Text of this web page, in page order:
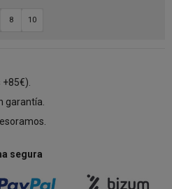
8 10
garantía.
segura